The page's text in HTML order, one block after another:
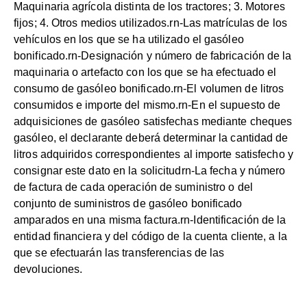
Maquinaria agrícola distinta de los tractores; 3. Motores
fijos; 4. Otros medios utilizados.rn-Las matrículas de los
vehículos en los que se ha utilizado el gasóleo
bonificado.rn-Designación y número de fabricación de la
maquinaria o artefacto con los que se ha efectuado el
consumo de gasóleo bonificado.rn-El volumen de litros
consumidos e importe del mismo.rn-En el supuesto de
adquisiciones de gasóleo satisfechas mediante cheques
gasóleo, el declarante deberá determinar la cantidad de
litros adquiridos correspondientes al importe satisfecho y
consignar este dato en la solicitudrn-La fecha y número
de factura de cada operación de suministro o del
conjunto de suministros de gasóleo bonificado
amparados en una misma factura.rn-Identificación de la
entidad financiera y del código de la cuenta cliente, a la
que se efectuarán las transferencias de las
devoluciones.